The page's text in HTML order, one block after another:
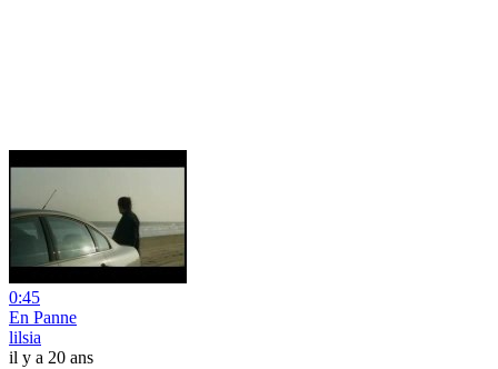
0:45
En Panne
lilsia
il y a 20 ans